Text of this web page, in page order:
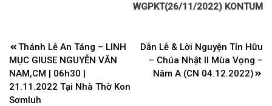
WGPKT(26/11/2022) KONTUM
Điều
hướng
bài
viết
Thánh Lễ An Táng – LINH
MỤC GIUSE NGUYỄN VĂN
NAM,CM | 06h30 |
21.11.2022 Tại Nhà Thờ Kon
Sơmluh
Dẫn Lễ & Lời Nguyện Tín Hữu
– Chúa Nhật II Mùa Vọng –
Năm A (CN 04.12.2022)